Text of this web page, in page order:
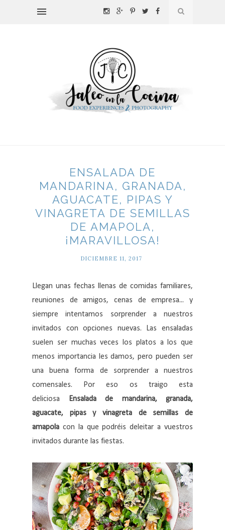
ENSALADA DE
MANDARINA, GRANADA,
AGUACATE, PIPAS Y
VINAGRETA DE SEMILLAS
DE AMAPOLA,
¡MARAVILLOSA!
DICIEMBRE 11, 2017
Llegan unas fechas llenas de comidas familiares,
reuniones de amigos, cenas de empresa... y
siempre intentamos sorprender a nuestros
invitados con opciones nuevas. Las ensaladas
suelen ser muchas veces los platos a los que
menos importancia les damos, pero pueden ser
una buena forma de sorprender a nuestros
comensales. Por eso os traigo esta
deliciosa
Ensalada de mandarina, granada,
aguacate, pipas y vinagreta de semillas de
amapola con la que podréis deleitar a vuestros
invitados durante las fiestas.